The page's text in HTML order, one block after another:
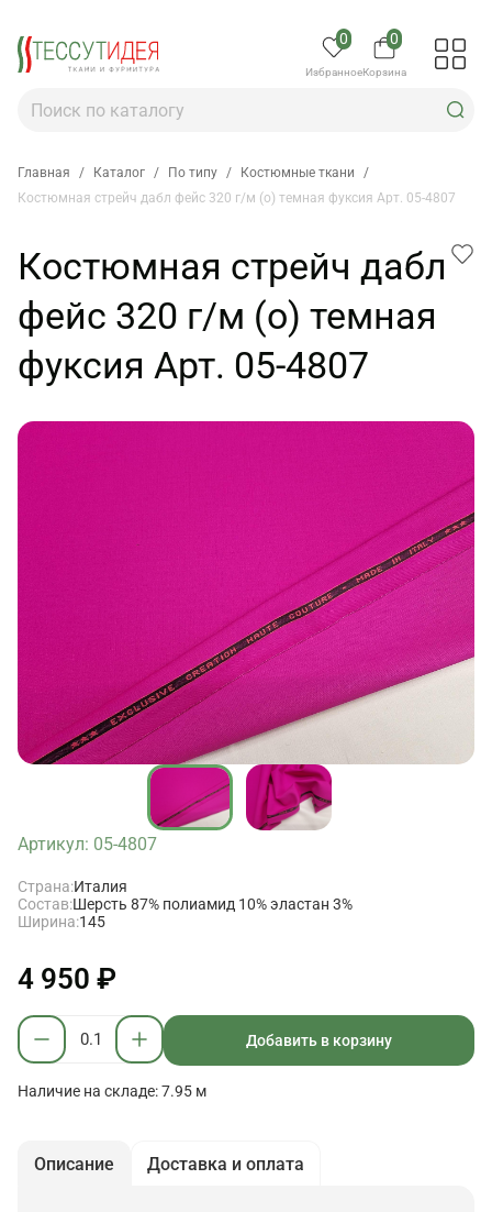
0
Избранное
0
Корзина
Главная / Каталог / По типу / Костюмные ткани
/
Костюмная стрейч дабл фейс 320 г/м (о) темная фуксия Арт. 05-4807
Костюмная стрейч дабл
фейс 320 г/м (о) темная
фуксия Арт. 05-4807
Артикул: 05-4807
Страна:Италия
Состав:Шерсть 87% полиамид 10% эластан 3%
Ширина:145
4 950 ₽
Добавить в корзину
Наличие на складе: 7.95 м
Описание Доставка и оплата